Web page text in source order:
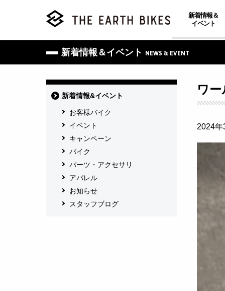
新着情報＆
イベント
新着情報＆イベント NEWS & EVENT
ワ
2024
新着情報&イベント
お客様バイク
イベント
キャンペーン
バイク
パーツ・アクセサリ
アパレル
お知らせ
スタッフブログ